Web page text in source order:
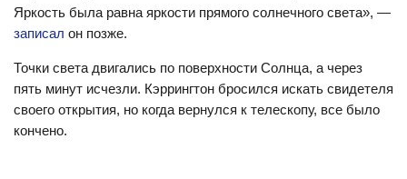
Яркость была равна яркости прямого солнечного света», —
записал он позже.
Точки света двигались по поверхности Солнца, а через
пять минут исчезли. Кэррингтон бросился искать свидетеля
своего открытия, но когда вернулся к телескопу, все было
кончено.